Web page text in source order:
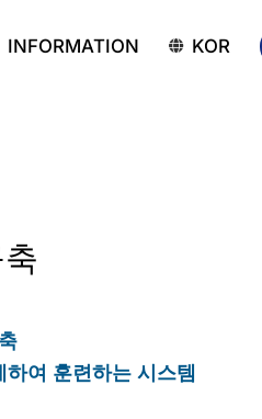
INFORMATION KOR
여 훈련하는 시스템